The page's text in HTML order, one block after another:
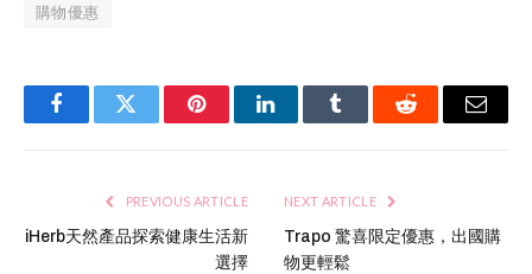
購物優惠
FacebookTwitter PinterestLinkedInTumblr Reddit Email
PREVIOUS ARTICLE
iHerb天然產品探索健康生活新
選擇
NEXT ARTICLE
Trapo 驚喜限定優惠，出國購
物更輕鬆